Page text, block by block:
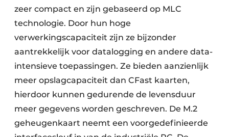
zeer compact en zijn gebaseerd op MLC
technologie. Door hun hoge
verwerkingscapaciteit zijn ze bijzonder
aantrekkelijk voor datalogging en andere data-
intensieve toepassingen. Ze bieden aanzienlijk
meer opslagcapaciteit dan CFast kaarten,
hierdoor kunnen gedurende de levensduur
meer gegevens worden geschreven. De M.2
geheugenkaart neemt een voorgedefinieerde